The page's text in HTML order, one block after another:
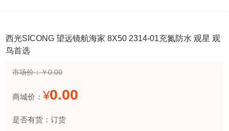
西光SICONG 望远镜航海家 8X50 2314-01充氮防水 观星 观
鸟首选
市场价：￥0.00
商城价： ¥0.00
是否有货：订货